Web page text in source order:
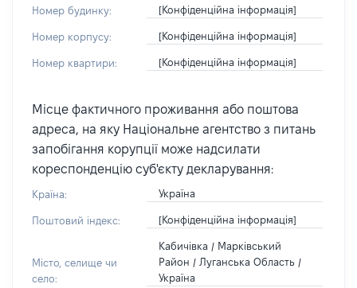
Номер будинку: [Конфіденційна інформація]
Номер корпусу: [Конфіденційна інформація]
Номер квартири: [Конфіденційна інформація]
Місце фактичного проживання або поштова
адреса, на яку Національне агентство з питань
запобігання корупції може надсилати
кореспонденцію суб'єкту декларування:
Країна: Україна
Поштовий індекс: [Конфіденційна інформація]
Місто, селище чи
село:
Кабичівка / Марківський
Район / Луганська Область /
Україна